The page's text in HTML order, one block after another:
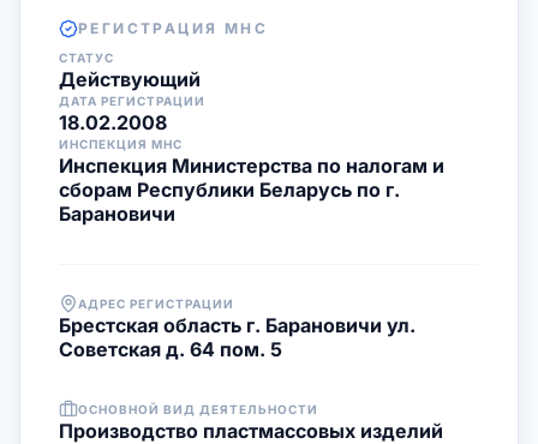
РЕГИСТРАЦИЯ МНС
СТАТУС
Действующий
ДАТА РЕГИСТРАЦИИ
18.02.2008
ИНСПЕКЦИЯ МНС
Инспекция Министерства по налогам и
сборам Республики Беларусь по г.
Барановичи
АДРЕС РЕГИСТРАЦИИ
Брестская область г. Барановичи ул.
Советская д. 64 пом. 5
ОСНОВНОЙ ВИД ДЕЯТЕЛЬНОСТИ
Производство пластмассовых изделий